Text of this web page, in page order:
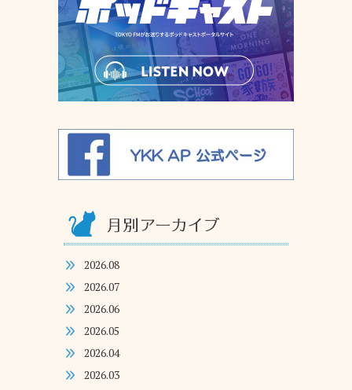
2026.08
2026.07
2026.06
2026.05
2026.04
2026.03